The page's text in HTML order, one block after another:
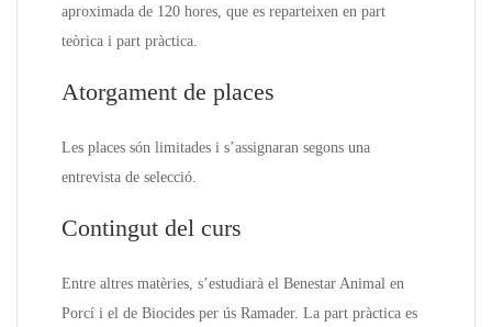
aproximada de 120 hores, que es reparteixen en part
teòrica i part pràctica.
Atorgament de places
Les places són limitades i s’assignaran segons una
entrevista de selecció.
Contingut del curs
Entre altres matèries, s’estudiarà el Benestar Animal en
Porcí i el de Biocides per ús Ramader. La part pràctica es